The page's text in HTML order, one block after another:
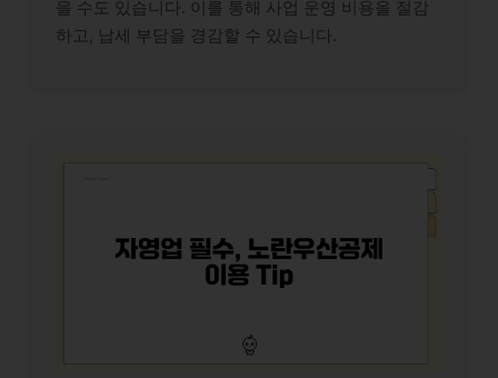
을 수도 있습니다. 이를 통해 사업 운영 비용을 절감
하고, 납세 부담을 경감할 수 있습니다.